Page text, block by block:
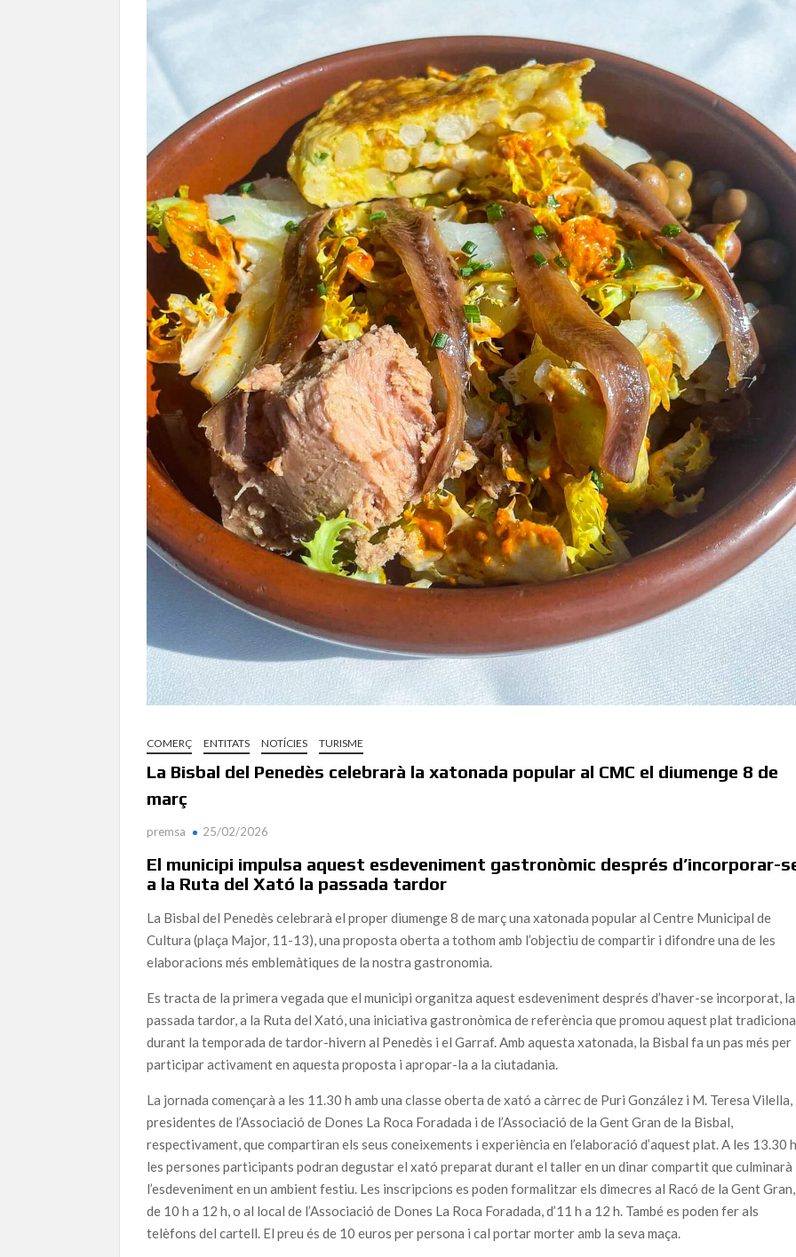
COMERÇ ENTITATS NOTÍCIES TURISME
La Bisbal del Penedès celebrarà la xatonada popular al CMC el diumenge 8 de
març
premsa 25/02/2026
El municipi impulsa aquest esdeveniment gastronòmic després d’incorporar-
a la Ruta del Xató la passada tardor
La Bisbal del Penedès celebrarà el proper diumenge 8 de març una xatonada popular al Centre Municipal de
Cultura (plaça Major, 11-13), una proposta oberta a tothom amb l’objectiu de compartir i difondre una de les
elaboracions més emblemàtiques de la nostra gastronomia.
Es tracta de la primera vegada que el municipi organitza aquest esdeveniment després d’haver-se incorporat, la
passada tardor, a la Ruta del Xató, una iniciativa gastronòmica de referència que promou aquest plat
durant la temporada de tardor-hivern al Penedès i el Garraf. Amb aquesta xatonada, la Bisbal fa un pas més per
participar activament en aquesta proposta i apropar-la a la ciutadania.
La jornada començarà a les 11.30 h amb una classe oberta de xató a càrrec de Puri González i M. Teresa Vilella,
presidentes de l’Associació de Dones La Roca Foradada i de l’Associació de la Gent Gran de la Bisbal,
respectivament, que compartiran els seus coneixements i experiència en l’elaboració d’aquest plat. A les 13.30
les persones participants podran degustar el xató preparat durant el taller en un dinar compartit que culminarà
l’esdeveniment en un ambient festiu. Les inscripcions es poden formalitzar els dimecres al Racó de la Gent Gran,
de 10 h a 12 h, o al local de l’Associació de Dones La Roca Foradada, d’11 h a 12 h. També es poden fer als
telèfons del cartell. El preu és de 10 euros per persona i cal portar morter amb la seva maça.